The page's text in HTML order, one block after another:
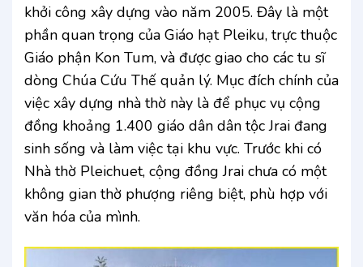
khởi công xây dựng vào năm 2005. Đây là một
phần quan trọng của Giáo hạt Pleiku, trực thuộc
Giáo phận Kon Tum, và được giao cho các tu sĩ
dòng Chúa Cứu Thế quản lý. Mục đích chính của
việc xây dựng nhà thờ này là để phục vụ cộng
đồng khoảng 1.400 giáo dân dân tộc Jrai đang
sinh sống và làm việc tại khu vực. Trước khi có
Nhà thờ Pleichuet, cộng đồng Jrai chưa có một
không gian thờ phượng riêng biệt, phù hợp với
văn hóa của mình.